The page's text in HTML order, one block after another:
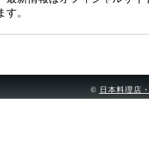
。
© 日本料理店